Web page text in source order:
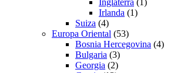
Inglaterra (1)
Irlanda (1)
Suiza (4)
Europa Oriental (53)
Bosnia Hercegovina (4)
Bulgaria (3)
Georgia (2)